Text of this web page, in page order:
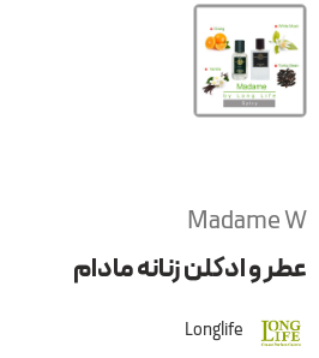
Madame W
عطر و ادکلن زنانه مادام
Longlife